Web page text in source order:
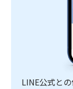
LINE公式と